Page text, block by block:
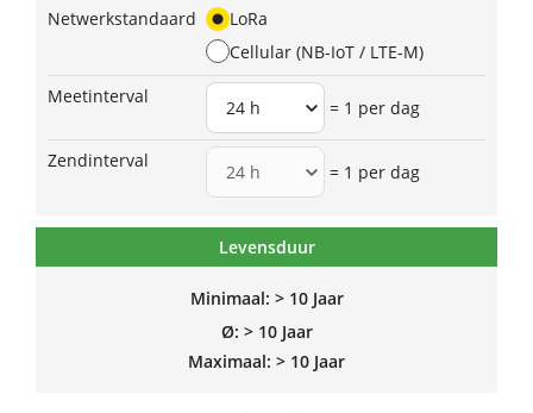
Netwerkstandaard
LoRa
Cellular (NB-IoT / LTE-M)
Meetinterval
= 1 per dag
Zendinterval
= 1 per dag
Levensduur
Minimaal: > 10 Jaar
Ø: > 10 Jaar
Maximaal: > 10 Jaar